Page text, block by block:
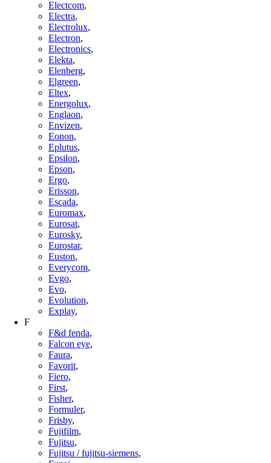
Electcom,
Electra,
Electrolux,
Electron,
Electronics,
Elekta,
Elenberg,
Elgreen,
Eltex,
Energolux,
Englaon,
Envizen,
Eonon,
Eplutus,
Epsilon,
Epson,
Ergo,
Erisson,
Escada,
Euromax,
Eurosat,
Eurosky,
Eurostar,
Euston,
Everycom,
Evgo,
Evo,
Evolution,
Explay,
F
F&d fenda,
Falcon eye,
Faura,
Favorit,
Fiero,
First,
Fisher,
Formuler,
Frisby,
Fujifilm,
Fujitsu,
Fujitsu / fujitsu-siemens,